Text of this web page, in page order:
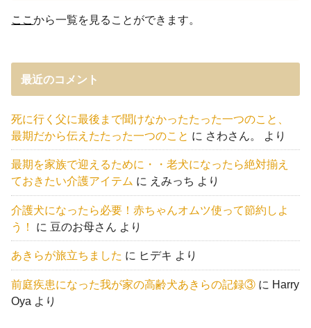
ここから一覧を見ることができます。
最近のコメント
死に行く父に最後まで聞けなかったたった一つのこと、
最期だから伝えたたった一つのこと に さわさん。 より
最期を家族で迎えるために・・老犬になったら絶対揃え
ておきたい介護アイテム に えみっち より
介護犬になったら必要！赤ちゃんオムツ使って節約しよ
う！
に 豆のお母さん より
あきらが旅立ちました に ヒデキ より
前庭疾患になった我が家の高齢犬あきらの記録③ に Harry
Oya より